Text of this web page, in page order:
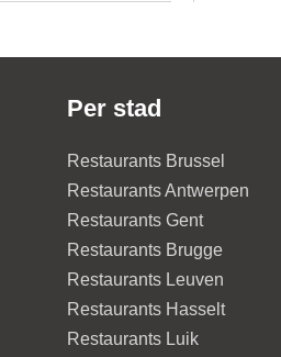
Per stad
Restaurants Brussel
Restaurants Antwerpen
Restaurants Gent
Restaurants Brugge
Restaurants Leuven
Restaurants Hasselt
Restaurants Luik